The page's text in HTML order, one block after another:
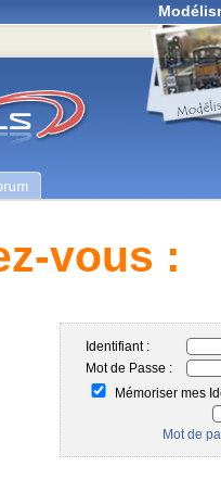
vous :
Identifiant :
Mot de Passe :
Mémoriser mes
Mot de